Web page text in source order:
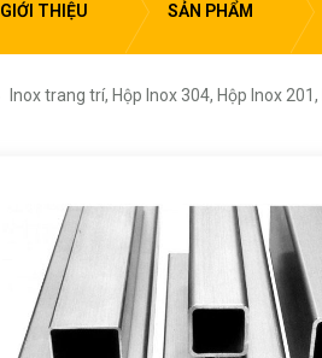
GIỚI THIỆU SẢN PHẨM
Inox trang trí, Hộp Inox 304, Hộp Inox